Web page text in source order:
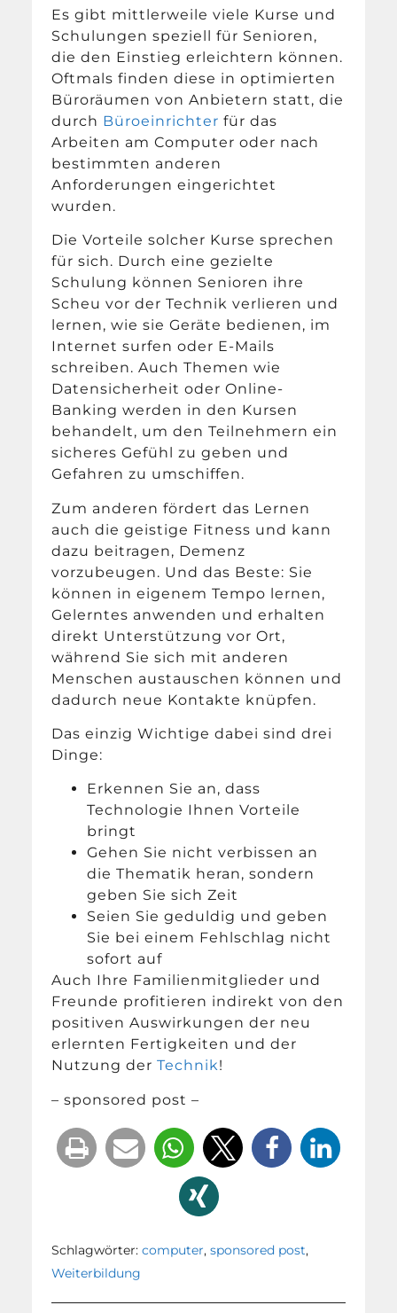
Es gibt mittlerweile viele Kurse und
Schulungen speziell für Senioren,
die den Einstieg erleichtern können.
Oftmals finden diese in optimierten
Büroräumen von Anbietern statt, die
durch Büroeinrichter für das
Arbeiten am Computer oder nach
bestimmten anderen
Anforderungen eingerichtet
wurden.
Die Vorteile solcher Kurse sprechen
für sich. Durch eine gezielte
Schulung können Senioren ihre
Scheu vor der Technik verlieren und
lernen, wie sie Geräte bedienen, im
Internet surfen oder E-Mails
schreiben. Auch Themen wie
Datensicherheit oder Online-
Banking werden in den Kursen
behandelt, um den Teilnehmern ein
sicheres Gefühl zu geben und
Gefahren zu umschiffen.
Zum anderen fördert das Lernen
auch die geistige Fitness und kann
dazu beitragen, Demenz
vorzubeugen. Und das Beste: Sie
können in eigenem Tempo lernen,
Gelerntes anwenden und erhalten
direkt Unterstützung vor Ort,
während Sie sich mit anderen
Menschen austauschen können und
dadurch neue Kontakte knüpfen.
Das einzig Wichtige dabei sind drei
Dinge:
Erkennen Sie an, dass
Technologie Ihnen Vorteile
bringt
Gehen Sie nicht verbissen an
die Thematik heran, sondern
geben Sie sich Zeit
Seien Sie geduldig und geben
Sie bei einem Fehlschlag nicht
sofort auf
Auch Ihre Familienmitglieder und
Freunde profitieren indirekt von den
positiven Auswirkungen der neu
erlernten Fertigkeiten und der
Nutzung derTechnik!
– sponsored post –
Schlagwörter:computer,sponsored post,
Weiterbildung